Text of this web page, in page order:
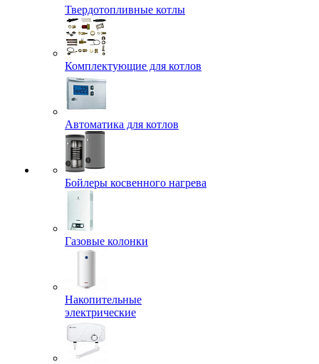
Твердотопливные котлы
Комплектующие для котлов
Автоматика для котлов
Бойлеры косвенного нагрева
Газовые колонки
Накопительные
электрические